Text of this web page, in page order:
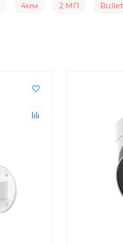
4мм 2 МП Bullet